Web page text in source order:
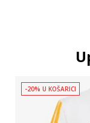
-20% U KOŠARICI